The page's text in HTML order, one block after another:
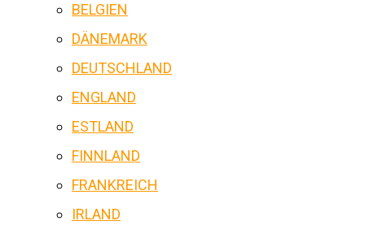
BELGIEN
DÄNEMARK
DEUTSCHLAND
ENGLAND
ESTLAND
FINNLAND
FRANKREICH
IRLAND